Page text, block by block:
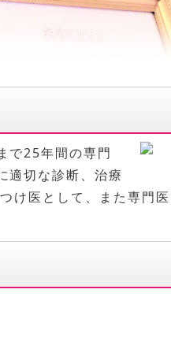
で25年間の専門
適切な診断、治療
け医として、また専門